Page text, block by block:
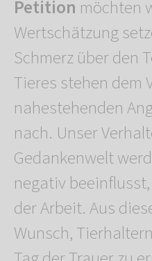
Petition möchten
Wertschätzung
Schmerz über den
Tieres stehen dem
nahestehenden
nach. Unser
Gedankenwelt
negativ
der Arbeit. Aus
Wunsch,